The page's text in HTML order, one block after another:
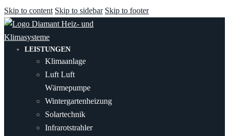
Skip to content Skip to sidebar Skip to footer
LEISTUNGEN
Klimaanlage
Luft Luft
Wärmepumpe
Wintergartenheizung
Solartechnik
Infrarotstrahler